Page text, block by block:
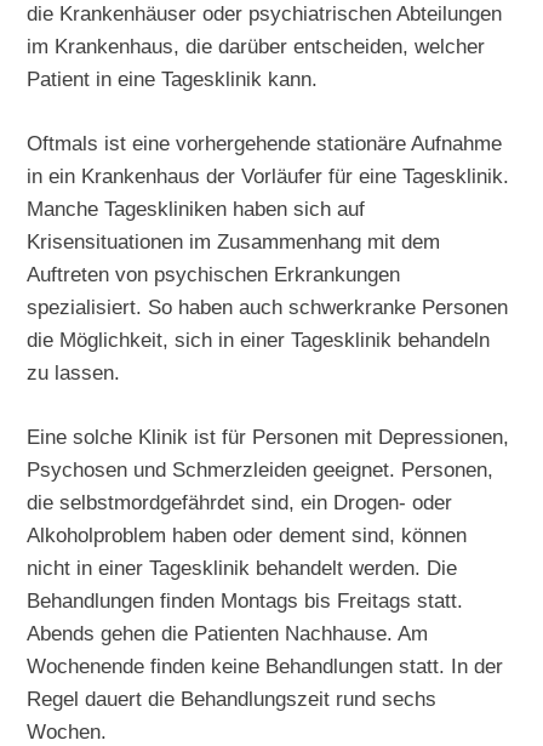
die Krankenhäuser oder psychiatrischen Abteilungen
im Krankenhaus, die darüber entscheiden, welcher
Patient in eine Tagesklinik kann.
Oftmals ist eine vorhergehende stationäre Aufnahme
in ein Krankenhaus der Vorläufer für eine Tagesklinik.
Manche Tageskliniken haben sich auf
Krisensituationen im Zusammenhang mit dem
Auftreten von psychischen Erkrankungen
spezialisiert. So haben auch schwerkranke Personen
die Möglichkeit, sich in einer Tagesklinik behandeln
zu lassen.
Eine solche Klinik ist für Personen mit Depressionen,
Psychosen und Schmerzleiden geeignet. Personen,
die selbstmordgefährdet sind, ein Drogen- oder
Alkoholproblem haben oder dement sind, können
nicht in einer Tagesklinik behandelt werden. Die
Behandlungen finden Montags bis Freitags statt.
Abends gehen die Patienten Nachhause. Am
Wochenende finden keine Behandlungen statt. In der
Regel dauert die Behandlungszeit rund sechs
Wochen.